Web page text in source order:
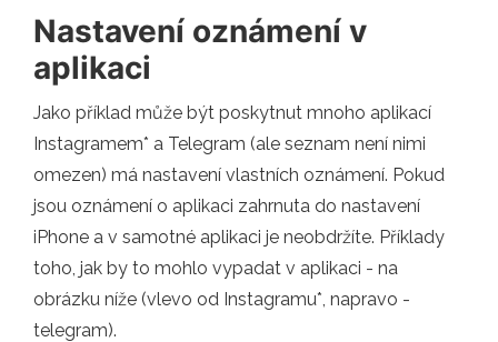
Nastavení oznámení v
aplikaci
Jako příklad může být poskytnut mnoho aplikací
Instagramem* a Telegram (ale seznam není nimi
omezen) má nastavení vlastních oznámení. Pokud
jsou oznámení o aplikaci zahrnuta do nastavení
iPhone a v samotné aplikaci je neobdržíte. Příklady
toho, jak by to mohlo vypadat v aplikaci - na
obrázku níže (vlevo od Instagramu*, napravo -
telegram).